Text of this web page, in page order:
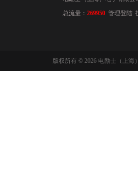
总流量： 269950 管理登陆
版权所有 © 2026 电励士（上